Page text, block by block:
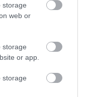
storage
web or
storage
or app.
storage
αποδείξεις
αξιόπιστα
κάνουν τις
ξεχωρίζουν
αυτό που